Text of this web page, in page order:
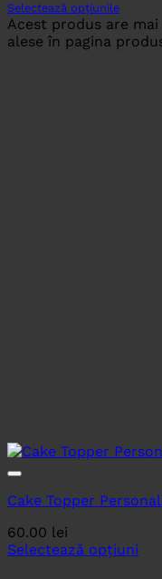
Selectează opțiunile
Acest produs are
alese în pagina
Cake Topper
60.00 lei
Selectează opțiuni